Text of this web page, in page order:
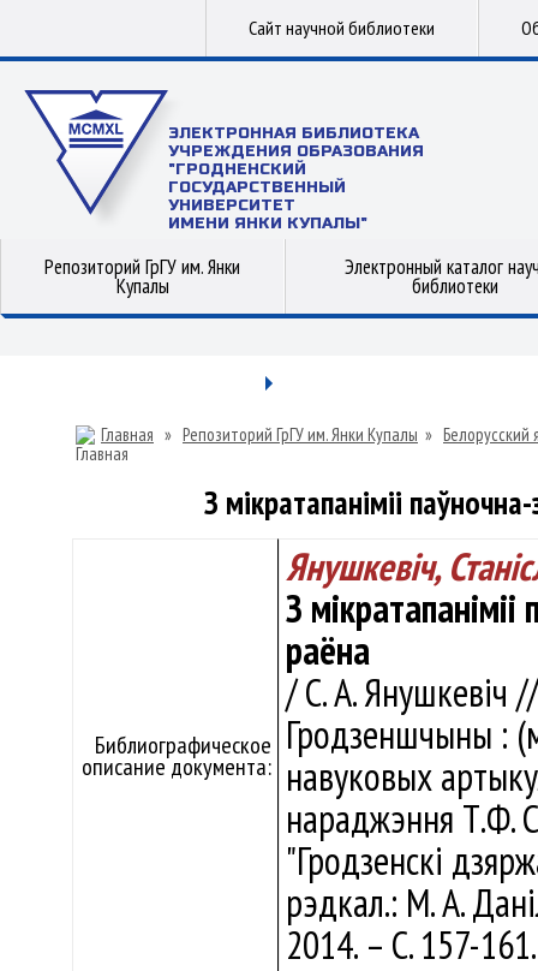
Сайт научной библиотеки
ЭЛЕКТРОННАЯ БИБЛИОТЕКА
УЧРЕЖДЕНИЯ ОБРАЗОВАНИЯ
"ГРОДНЕНСКИЙ
ГОСУДАРСТВЕННЫЙ
УНИВЕРСИТЕТ
ИМЕНИ ЯНКИ КУПАЛЫ"
Репозиторий ГрГУ им. Янки
Купалы
Электронный каталог
библиотеки
Главная » Репозиторий ГрГУ им. Янки Купалы » Белорусский
З мікратапаніміі
Библиографическое
описание документа:
Янушкевіч,
З
раёна
/ С. А. Янушкевіч
Гродзеншчыны :
навуковых
нараджэння Т.Ф.
"Гродзенскі
рэдкал.: М. А.
2014. – С. 157-